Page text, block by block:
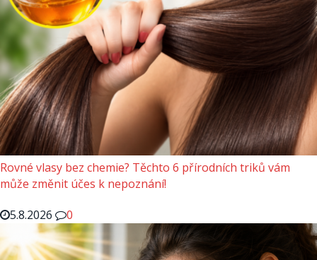
Rovné vlasy bez chemie? Těchto 6 přírodních triků vám
může změnit účes k nepoznání!
5.8.2026
0